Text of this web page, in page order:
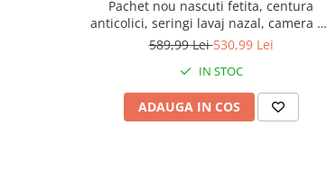
Pachet nou nascuti fetita, centura
anticolici, seringi lavaj nazal, camera de
inhalare, aparat de aerosoli, aspirator
manuala de san, termometru non-
contact
589,99 Lei530,99 Lei
IN STOC
ADAUGA IN COS